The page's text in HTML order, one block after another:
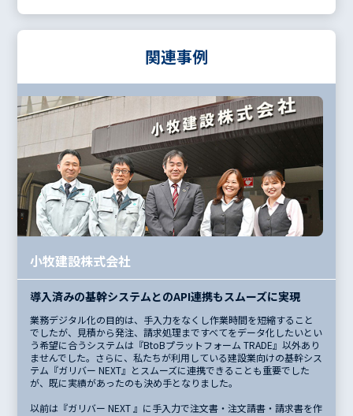
関連事例
小牧建設株式会社
導入済みの基幹システムとのAPI連携もスムーズに実現
業務デジタル化の目的は、手入力をなくし作業時間を短縮すること
でしたが、見積から発注、請求処理まですべてをデータ化したいとい
う希望に合うシステムは『BtoBプラットフォーム TRADE』以外あり
ませんでした。さらに、私たちが利用している建設業向けの基幹シス
テム『ガリバー NEXT』とスムーズに連携できることも重要でした
が、既に実績があったのも決め手となりました。
以前は『ガリバー NEXT 』に手入力で注文書・注文請書・請求書を作